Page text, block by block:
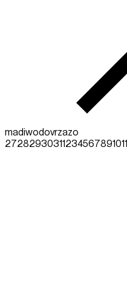
madiwodovrzazo
27282930311234567891011